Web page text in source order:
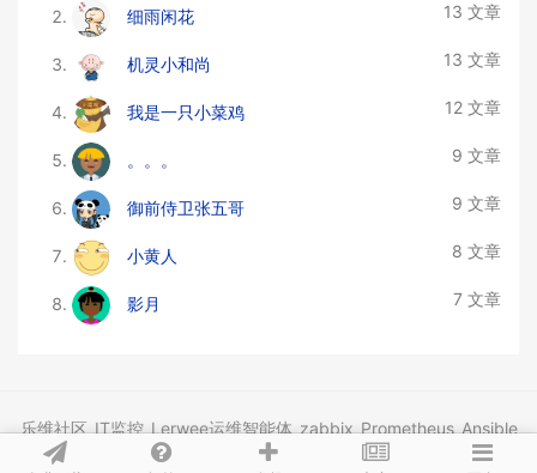
细雨闲花 13 文章
机灵小和尚 13 文章
我是一只小菜鸡 12 文章
。。。 9 文章
御前侍卫张五哥 9 文章
小黄人 8 文章
影月 7 文章
乐维社区_IT监控_Lerwee运维智能体_zabbix_Prometheus_Ansible
技术交流问答
联系我们 粤ICP备17007026号 sitemap